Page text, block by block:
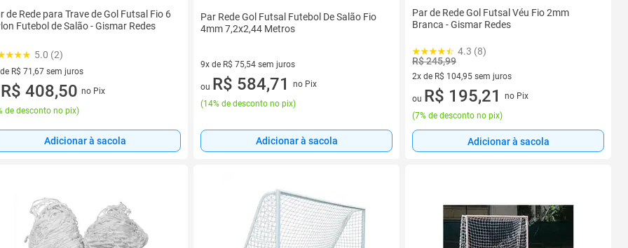
de Rede para Trave de Gol Futsal Fio 6
Futebol de Salão - Gismar Redes
5.0 (2)
R$ 71,67 sem juros
de R$ 71,67 sem juros
R$ 408,50 no Pix
de desconto no pix)
Adicionar à sacola
Par Rede Gol Futsal Futebol De Salão Fio
4mm 7,2x2,44 Metros
9x de R$ 75,54 sem juros
9 vez de R$ 75,54 sem juros
ou R$ 584,71
no Pix
(14% de desconto no pix)
Adicionar à sacola
Par de Rede Gol Futsal Véu Fio 2mm
Branca - Gismar Redes
4.3 (8)
R$ 245,99
2x de R$ 104,95 sem juros
2 vez de R$ 104,95 sem juros
ou R$ 195,21
no Pix
(7% de desconto no pix)
Adicionar à sacola